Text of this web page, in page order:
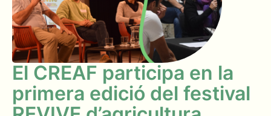
El CREAF participa en la
primera edició del festival